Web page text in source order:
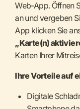
Web-App. Öffnen
an und vergeben
App klicken Sie
„Karte(n)
Karten Ihrer
Ihre Vorteile auf
Digitale